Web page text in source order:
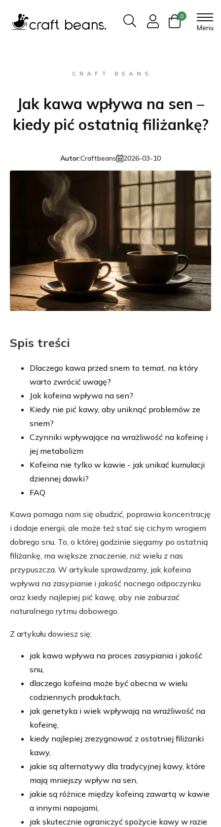
Menu
0
C R A F T B E A N S
Jak kawa wpływa na sen –
kiedy pić ostatnią filiżankę?
Autor:Craftbeans 2026-03-10
Spis treści
Dlaczego kawa przed snem to temat, na który
warto zwrócić uwagę?
Jak kofeina wpływa na sen?
Kiedy nie pić kawy, aby uniknąć problemów ze
snem?
Czynniki wpływające na wrażliwość na kofeinę i
jej metabolizm
Kofeina nie tylko w kawie - jak unikać kumulacji
dziennej dawki?
FAQ
Kawa pomaga nam się obudzić, poprawia koncentrację
i dodaje energii, ale może też stać się cichym wrogiem
dobrego snu. To, o której godzinie sięgamy po ostatnią
filiżankę, ma większe znaczenie, niż wielu z nas
przypuszcza. W artykule sprawdzamy, jak kofeina
wpływa na zasypianie i jakość nocnego odpoczynku
oraz kiedy najlepiej pić kawę, aby nie zaburzać
naturalnego rytmu dobowego.
Z artykułu dowiesz się:
jak kawa wpływa na proces zasypiania i jakość
snu,
dlaczego kofeina może być obecna w wielu
codziennych produktach,
jak genetyka i wiek wpływają na wrażliwość na
kofeinę,
kiedy najlepiej zrezygnować z ostatniej filiżanki
kawy,
jakie są alternatywy dla tradycyjnej kawy, które
mają mniejszy wpływ na sen,
jakie są różnice między kofeiną zawartą w kawie
a innymi napojami,
jak skutecznie ograniczyć spożycie kawy w razie